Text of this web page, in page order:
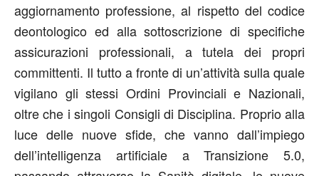
aggiornamento professione, al rispetto del codice
deontologico ed alla sottoscrizione di specifiche
assicurazioni professionali, a tutela dei propri
committenti. Il tutto a fronte di un’attività sulla quale
vigilano gli stessi Ordini Provinciali e Nazionali,
oltre che i singoli Consigli di Disciplina. Proprio alla
luce delle nuove sfide, che vanno dall’impiego
dell’intelligenza artificiale a Transizione 5.0,